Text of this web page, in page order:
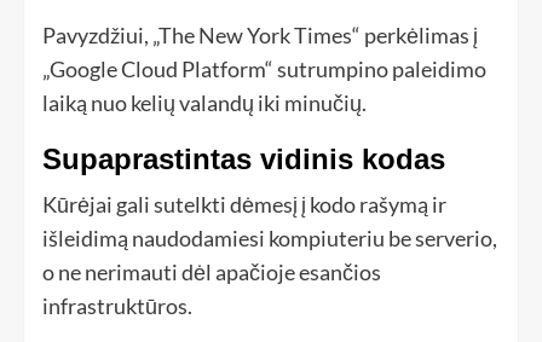
Pavyzdžiui, „The New York Times“ perkėlimas į
„Google Cloud Platform“ sutrumpino paleidimo
laiką nuo kelių valandų iki minučių.
Supaprastintas vidinis kodas
Kūrėjai gali sutelkti dėmesį į kodo rašymą ir
išleidimą naudodamiesi kompiuteriu be serverio,
o ne nerimauti dėl apačioje esančios
infrastruktūros.